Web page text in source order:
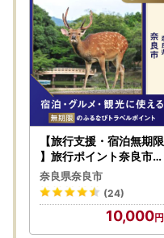
【旅行支援・宿泊無期限
】旅行ポイント奈良市ふ
るなびトラベルポイント
奈良県奈良市
(24)
10,000